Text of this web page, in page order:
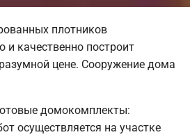
плотников
качественно построит
цене. Сооружение дома
домокомплекты:
осуществляется на участке